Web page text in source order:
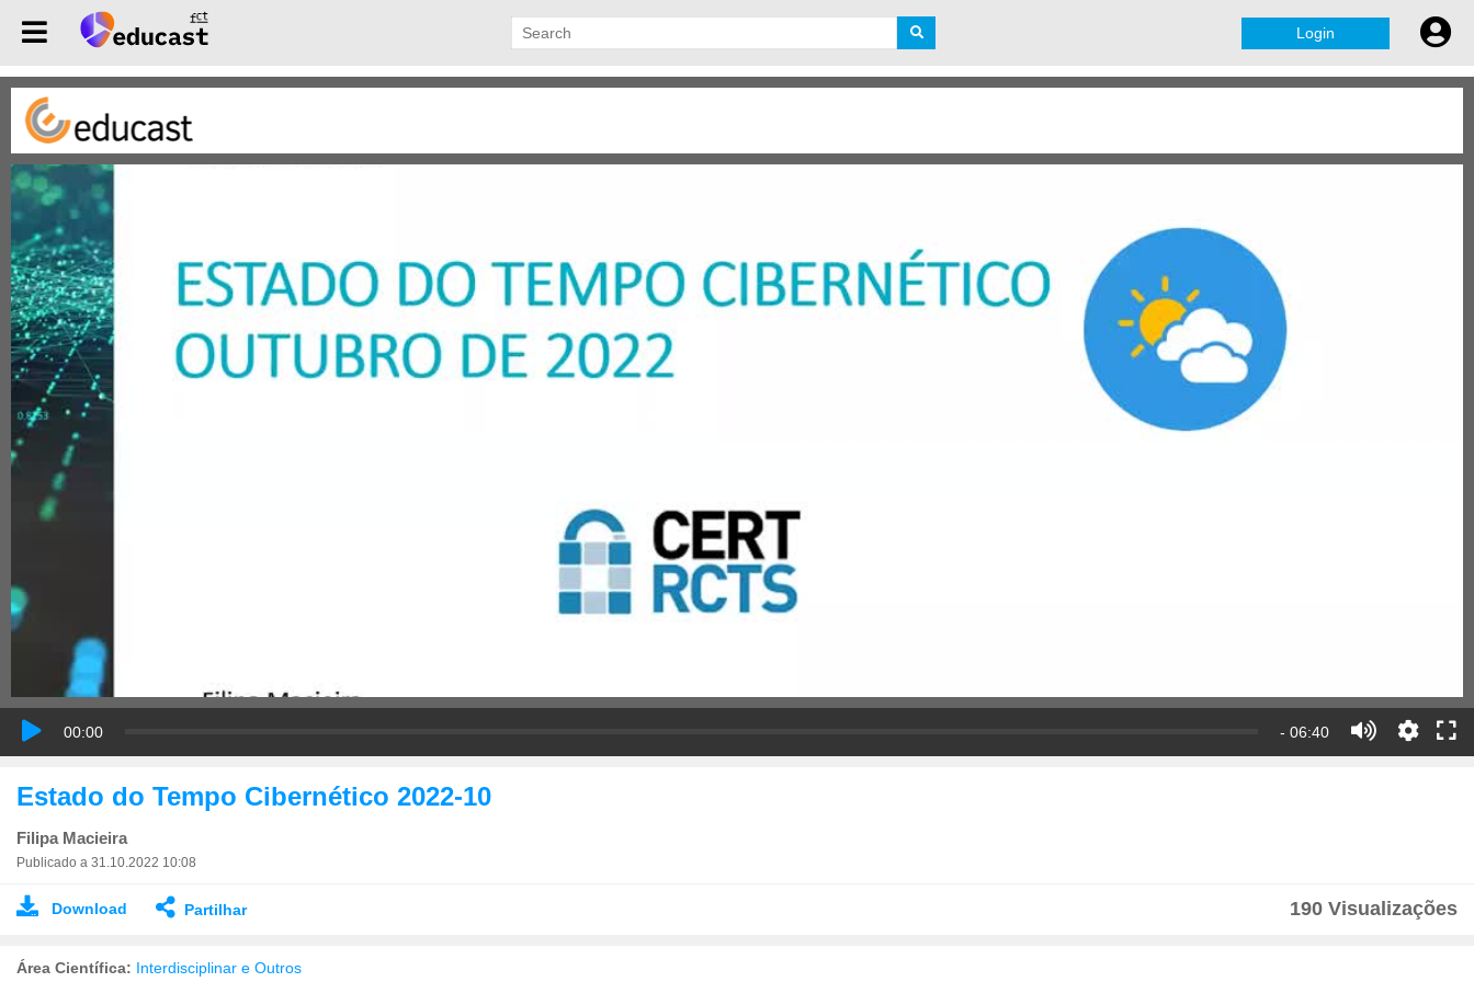
Login
00:00 - 06:40
Estado do Tempo Cibernético 2022-10
Filipa Macieira
Publicado a 31.10.2022 10:08
Download Partilhar 190 Visualizações
Área Científica: Interdisciplinar e Outros